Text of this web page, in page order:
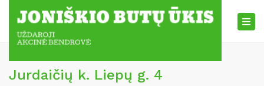
Jurdaičių k. Liepų g. 4